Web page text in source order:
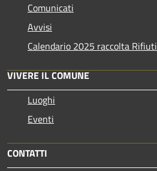
Comunicati
Avvisi
Calendario 2025 raccolta Rifiuti
VIVERE IL COMUNE
Luoghi
Eventi
CONTATTI